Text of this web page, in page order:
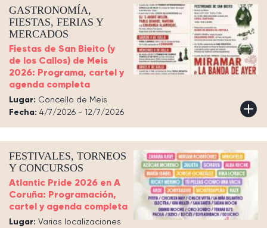
GASTRONOMÍA,
FIESTAS, FERIAS Y
MERCADOS
Fiestas de San Bieito (y
de los Callos) de Meis
2026: Programa, cartel y
agenda completa
Lugar: Concello de Meis
Fecha: 4/7/2026 - 12/7/2026
FESTIVALES, TORNEOS
Y CONCURSOS
Atlantic Pride 2026 en A
Coruña: Programación,
cartel y agenda completa
Lugar: Varias localizaciones